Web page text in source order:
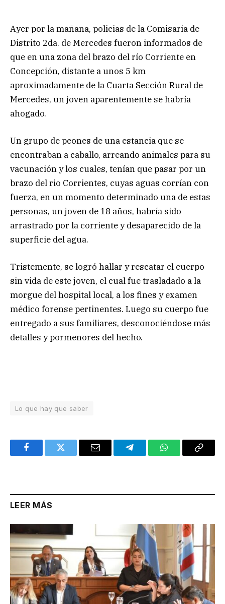
Ayer por la mañana, policias de la Comisaria de
Distrito 2da. de Mercedes fueron informados de
que en una zona del brazo del río Corriente en
Concepción, distante a unos 5 km
aproximadamente de la Cuarta Sección Rural de
Mercedes, un joven aparentemente se habría
ahogado.
Un grupo de peones de una estancia que se
encontraban a caballo, arreando animales para su
vacunación y los cuales, tenían que pasar por un
brazo del rio Corrientes, cuyas aguas corrían con
fuerza, en un momento determinado una de estas
personas, un joven de 18 años, habría sido
arrastrado por la corriente y desaparecido de la
superficie del agua.
Tristemente, se logró hallar y rescatar el cuerpo
sin vida de este joven, el cual fue trasladado a la
morgue del hospital local, a los fines y examen
médico forense pertinentes. Luego su cuerpo fue
entregado a sus familiares, desconociéndose más
detalles y pormenores del hecho.
Lo que hay que saber
FacebookTwitter Email TelegramWhatsAppCopy
LEER MÁS